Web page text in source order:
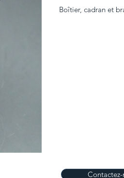
Modèle
Année
Boîtier, cadran et
Contactez-